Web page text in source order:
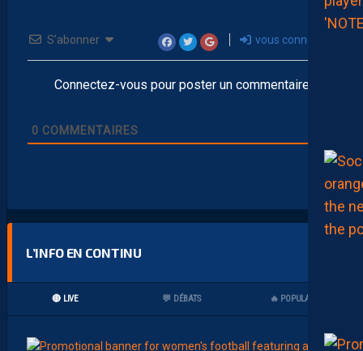
S’abonner vous connecter
Connectez-vous pour poster un commentaire
0 COMMENTAIRES
L’INFO EN CONTINU
🔴 LIVE 💬 DÉBATS 🔥 POPULAIRES